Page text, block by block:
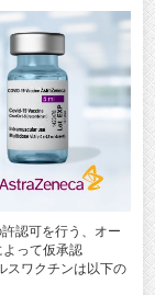
認可を行う、オー
って仮承認
スワクチンは以下の